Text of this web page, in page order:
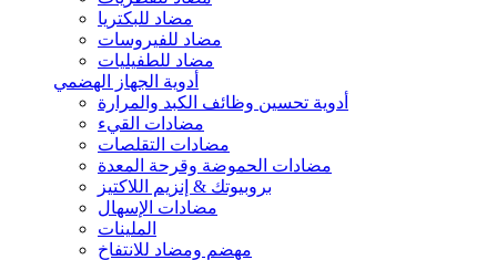
مضاد للبكتريا
مضاد للفيروسات
مضاد للطفيليات
أدوية الجهاز الهضمي
أدوية تحسين وظائف الكبد والمرارة
مضادات القيء
مضادات التقلصات
مضادات الحموضة وقرحة المعدة
بروبيوتك & إنزيم اللاكتيز
مضادات الإسهال
الملينات
مهضم ومضاد للانتفاخ